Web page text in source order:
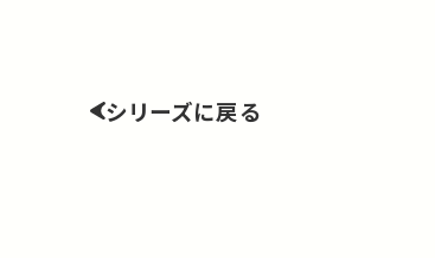
シリーズに戻る